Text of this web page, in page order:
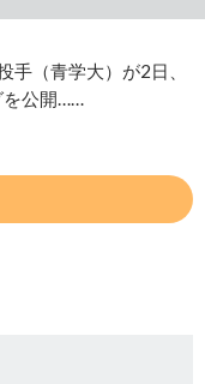
手（青学大）が2日、
を公開……